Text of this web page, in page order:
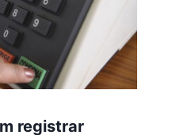
registrar